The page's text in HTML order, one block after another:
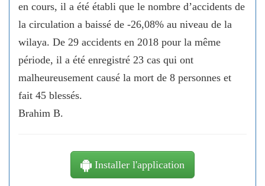
en cours, il a été établi que le nombre d’accidents de
la circulation a baissé de -26,08% au niveau de la
wilaya. De 29 accidents en 2018 pour la même
période, il a été enregistré 23 cas qui ont
malheureusement causé la mort de 8 personnes et
fait 45 blessés.
Brahim B.
Installer l'application